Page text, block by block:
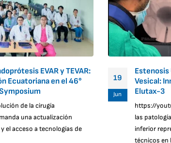
EVAR y TEVAR:
Ecuatoriana en el 46°
de la cirugía
una actualización
el acceso a tecnologías de
19
Jun
Vesical:
Elutax-3
https://
las
inferior
técnicos en